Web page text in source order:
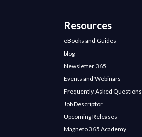
Resources
eBooks and Guides
blog
Newsletter 365
Events and Webinars
Frequently Asked Questions
Job Descriptor
Upcoming Releases
Magneto 365 Academy